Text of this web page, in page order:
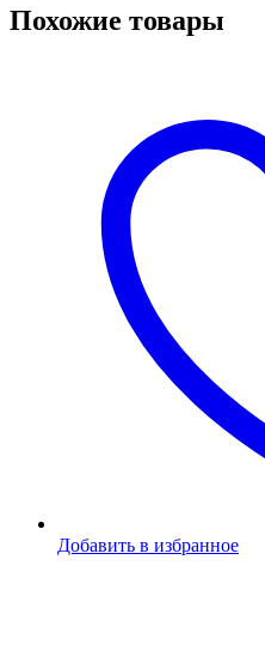
Похожие товары
Добавить в избранное